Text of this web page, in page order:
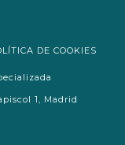
DE COOKIES
1, Madrid